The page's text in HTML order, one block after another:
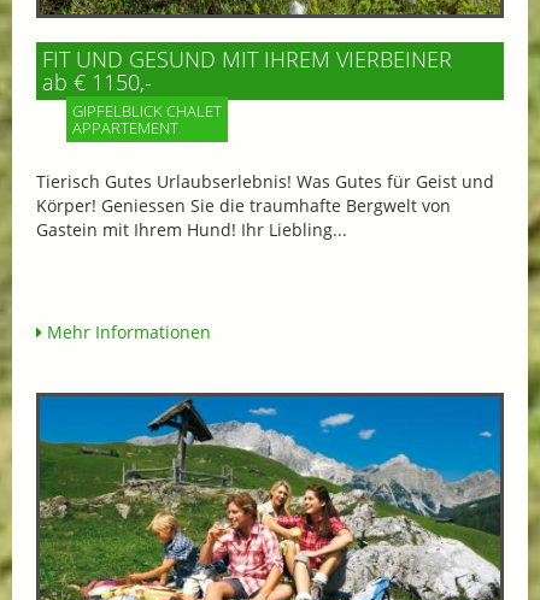
FIT UND GESUND MIT IHREM VIERBEINER
ab € 1150,-
GIPFELBLICK CHALET
APPARTEMENT
Tierisch Gutes Urlaubserlebnis! Was Gutes für Geist und
Körper! Geniessen Sie die traumhafte Bergwelt von
Gastein mit Ihrem Hund! Ihr Liebling...
Mehr Informationen